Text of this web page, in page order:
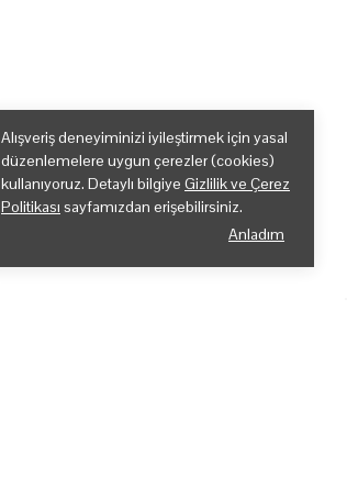
Alışveriş deneyiminizi iyileştirmek için yasal
düzenlemelere uygun çerezler (cookies)
kullanıyoruz. Detaylı bilgiye Gizlilik ve Çerez
Politikası sayfamızdan erişebilirsiniz.
Anladım